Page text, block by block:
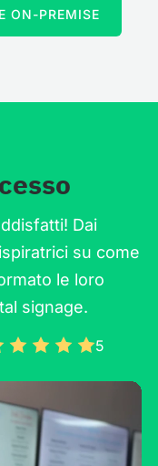
ON-PREMISE
Dai
su come
le loro
signage.
5